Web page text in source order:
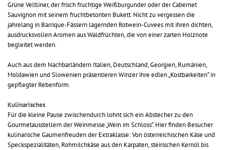
Grüne Veltliner, der frisch fruchtige Weißburgunder oder der Cabernet
Sauvignon mit seinem fruchtbetonten Bukett. Nicht zu vergessen die
jahrelang in Barrique-Fässern lagernden Rotwein-Cuvees mit ihren dichten,
ausdrucksvollen Aromen aus Waldfrüchten, die von einer zarten Holznote
begleitet werden.
Auch aus dem Nachbarländern Italien, Deutschland, Georgien, Rumänien,
Moldawien und Slowenien präsentieren Winzer ihre edlen „Kostbarkeiten“ in
gepflegter Rebenform.
Kulinarisches
Für die kleine Pause zwischendurch lohnt sich ein Abstecher zu den
Gourmetausstellern der Weinmesse „Wein im Schloss“. Hier finden Besucher
kulinarische Gaumenfreuden der Extraklasse: Von österreichischen Käse und
Speckspezialitäten, Rohmilchkäse aus den Karpaten, steirischen Kernöl bis